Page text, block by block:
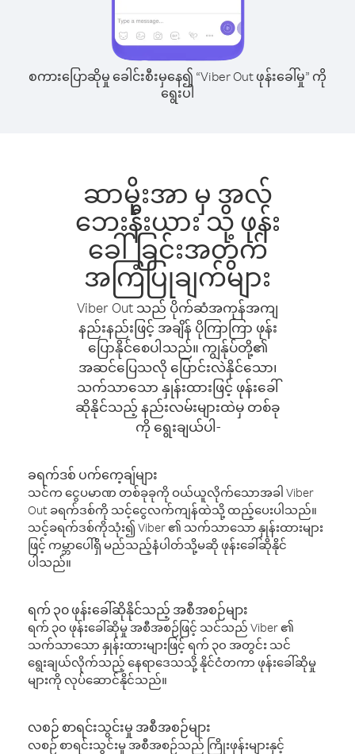
စကားပြောဆိုမှု ခေါင်းစီးမှနေ၍ “Viber Out ဖုန်းခေါ်မှု” ကို
ရွေးပါ
ဆာမိုးအာ မှ အလ်
ဘေးနီးယား သို့ ဖုန်း
ခေါ်ခြင်းအတွက်
အကြံပြုချက်များ
Viber Out သည် ပိုက်ဆံအကုန်အကျ
နည်းနည်းဖြင့် အချိန် ပိုကြာကြာ ဖုန်း
ပြောနိုင်စေပါသည်။ ကျွန်ုပ်တို့၏
အဆင်ပြေသလို ပြောင်းလဲနိုင်သော၊
သက်သာသော နှုန်းထားဖြင့် ဖုန်းခေါ်
ဆိုနိုင်သည့် နည်းလမ်းများထဲမှ တစ်ခု
ကို ရွေးချယ်ပါ-
ခရက်ဒစ် ပက်ကေ့ချ်များ
သင်က ငွေပမာဏ တစ်ခုခုကို ဝယ်ယူလိုက်သောအခါ Viber
Out ခရက်ဒစ်ကို သင့်ငွေလက်ကျန်ထဲသို့ ထည့်ပေးပါသည်။
သင့်ခရက်ဒစ်ကိုသုံး၍ Viber ၏ သက်သာသော နှုန်းထားများ
ဖြင့် ကမ္ဘာပေါ်ရှိ မည်သည့်နံပါတ်သို့မဆို ဖုန်းခေါ်ဆိုနိုင်
ပါသည်။
ရက် ၃၀ ဖုန်းခေါ်ဆိုနိုင်သည့် အစီအစဉ်များ
ရက် ၃၀ ဖုန်းခေါ်ဆိုမှု အစီအစဉ်ဖြင့် သင်သည် Viber ၏
သက်သာသော နှုန်းထားများဖြင့် ရက် ၃၀ အတွင်း သင်
ရွေးချယ်လိုက်သည့် နေရာဒေသသို့ နိုင်ငံတကာ ဖုန်းခေါ်ဆိုမှု
များကို လုပ်ဆောင်နိုင်သည်။
လစဉ် စာရင်းသွင်းမှု အစီအစဉ်များ
လစဉ် စာရင်းသွင်းမှု အစီအစဉ်သည် ကြိုးဖုန်းများနှင့်